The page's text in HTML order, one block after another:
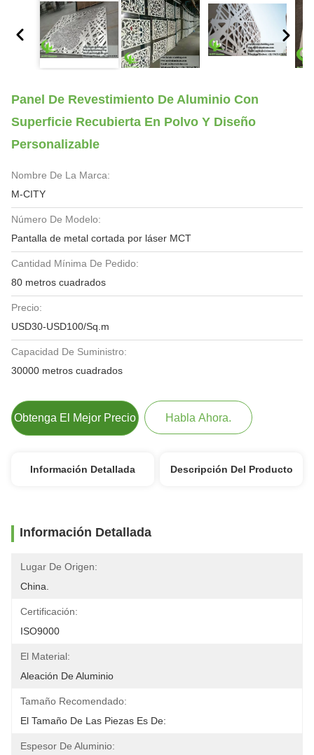
Panel De Revestimiento De Aluminio Con
Superficie Recubierta En Polvo Y Diseño
Personalizable
Nombre De La Marca:
M-CITY
Número De Modelo:
Pantalla de metal cortada por láser MCT
Cantidad Mínima De Pedido:
80 metros cuadrados
Precio:
USD30-USD100/Sq.m
Capacidad De Suministro:
30000 metros cuadrados
Obtenga El Mejor Precio Habla Ahora.
Información Detallada Descripción Del Producto
Información Detallada
Lugar De Origen:
China.
Certificación:
ISO9000
El Material:
Aleación De Aluminio
Tamaño Recomendado:
El Tamaño De Las Piezas Es De:
Espesor De Aluminio: